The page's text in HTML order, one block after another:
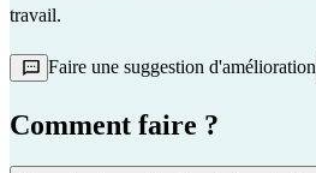
travail.
Faire une suggestion d'amélioration
Comment faire ?